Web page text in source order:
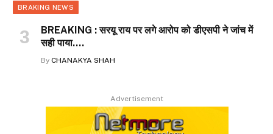
BRAKING NEWS
BREAKING : सरयू राय पर लगे आरोप को डीएसपी ने जांच में
सही पाया….
By CHANAKYA SHAH
Advertisement